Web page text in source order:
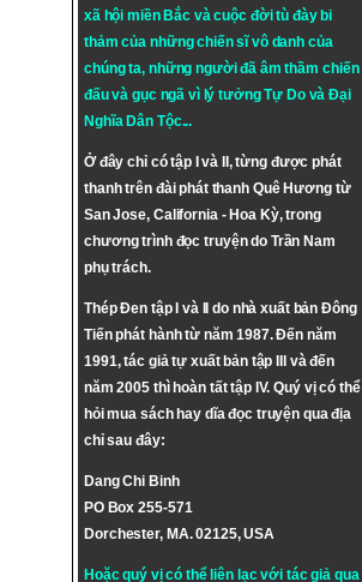
xã hội miền Bắc và cuộc đời tù đày bi
thảm của những chiến sĩ vô danh của
chúng ta, những người đã âm thầm chiến
đấu và gục ngã vì lý tưởngTự DovàĐại
Nghĩa Dân Tộc...
Ở đây chỉ có tập I và II, từng được phát
thanh trên đài phát thanh Quê Hương từ
San Jose, California - Hoa Kỳ, trong
chương trình đọc truyện do Trần Nam
phụ trách.
Thép Đen tập I và II do nhà xuất bản Đông
Tiến phát hành từ năm 1987. Đến năm
1991, tác giả tự xuất bản tập III và đến
năm 2005 thì hoàn tất tập IV. Quý vị có thể
hỏi mua sách hay dĩa đọc truyện qua địa
chỉ sau đây:
Dang Chi Binh
PO Box 255-571
Dorchester, MA. 02125, USA
Hoặc quý vị có thể liên lạc với tác giả qua